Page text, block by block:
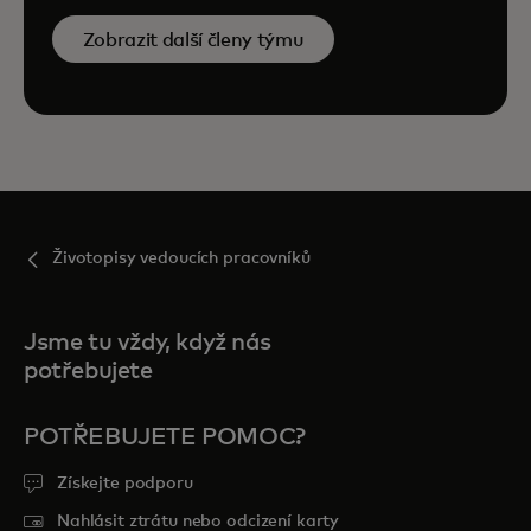
Zobrazit další členy týmu
Životopisy vedoucích pracovníků
Jsme tu vždy, když nás
potřebujete
POTŘEBUJETE POMOC?
Získejte podporu
Nahlásit ztrátu nebo odcizení karty